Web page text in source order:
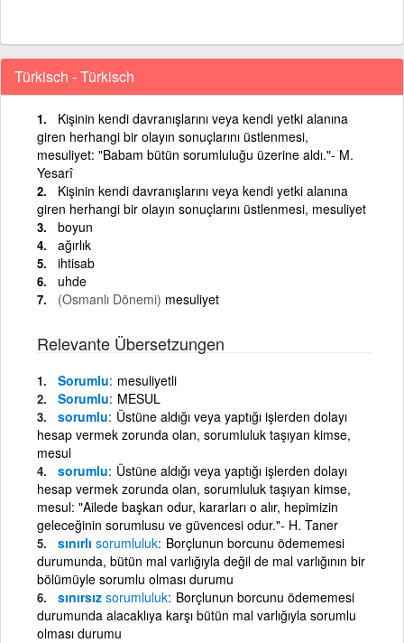
Türkisch - Türkisch
Kişinin kendi davranışlarını veya kendi yetki alanına
giren herhangi bir olayın sonuçlarını üstlenmesi,
mesuliyet: "Babam bütün sorumluluğu üzerine aldı."- M.
Yesarî
Kişinin kendi davranışlarını veya kendi yetki alanına
giren herhangi bir olayın sonuçlarını üstlenmesi, mesuliyet
boyun
ağırlık
ihtisab
uhde
(Osmanlı Dönemi) mesuliyet
Relevante Übersetzungen
Sorumlu mesuliyetli
Sorumlu MESUL
sorumlu Üstüne aldığı veya yaptığı işlerden dolayı
hesap vermek zorunda olan, sorumluluk taşıyan kimse,
mesul
sorumlu Üstüne aldığı veya yaptığı işlerden dolayı
hesap vermek zorunda olan, sorumluluk taşıyan kimse,
mesul: "Ailede başkan odur, kararları o alır, hepimizin
geleceğinin sorumlusu ve güvencesi odur."- H. Taner
sınırlı sorumluluk Borçlunun borcunu ödememesi
durumunda, bütün mal varlığıyla değil de mal varlığının bir
bölümüyle sorumlu olması durumu
sınırsız sorumluluk Borçlunun borcunu ödememesi
durumunda alacaklıya karşı bütün mal varlığıyla sorumlu
olması durumu